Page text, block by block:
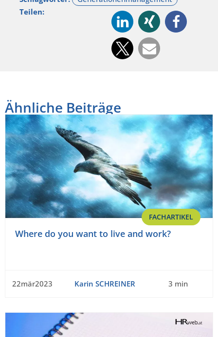
Teilen:
Ähnliche Beiträge
FACHARTIKEL
Where do you want to live and work?
22mär2023 Karin SCHREINER 3 min